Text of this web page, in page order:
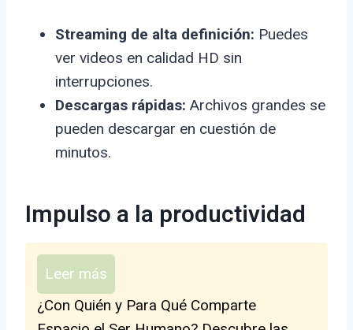
Streaming de alta definición: Puedes
ver videos en calidad HD sin
interrupciones.
Descargas rápidas: Archivos grandes se
pueden descargar en cuestión de
minutos.
Impulso a la productividad
Leer más
¿Con Quién y Para Qué Comparte